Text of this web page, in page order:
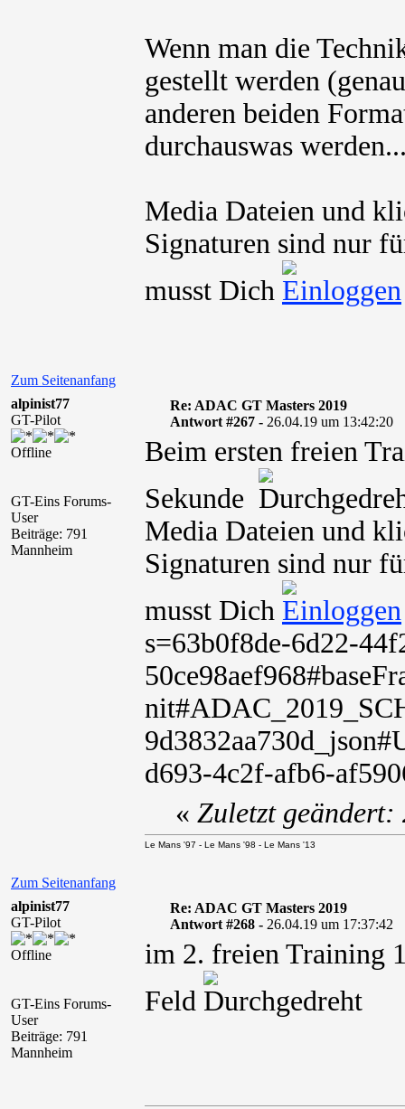
Wenn man die
gestellt werden
anderen beiden
durchauswas
Media Dateien und
Signaturen sind nur
musst Dich
Zum Seitenanfang
alpinist77
GT-Pilot
Offline
GT-Eins Forums-
User
Beiträge: 791
Mannheim
Re: ADAC GT Masters 2019
Antwort #267 - 26.04.19 um 13:42:20
Beim ersten freien
Sekunde
Media Dateien und
Signaturen sind nur
musst Dich
s=63b0f8de-6d22-
d693-4c2f-afb6-
Zum Seitenanfang
« Zuletzt
Le Mans '97 - Le Mans '98 - Le Mans '13
alpinist77
GT-Pilot
Offline
GT-Eins Forums-
User
Beiträge: 791
Mannheim
Re: ADAC GT Masters 2019
Antwort #268 - 26.04.19 um 17:37:42
im 2. freien Training
Feld